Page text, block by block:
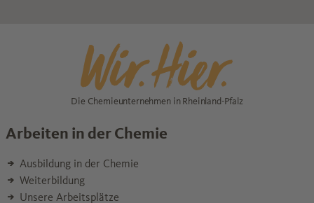
Die Chemieunternehmen in Rheinland-Pfalz
Arbeiten in der Chemie
Ausbildung in der Chemie
Weiterbildung
Unsere Arbeitsplätze